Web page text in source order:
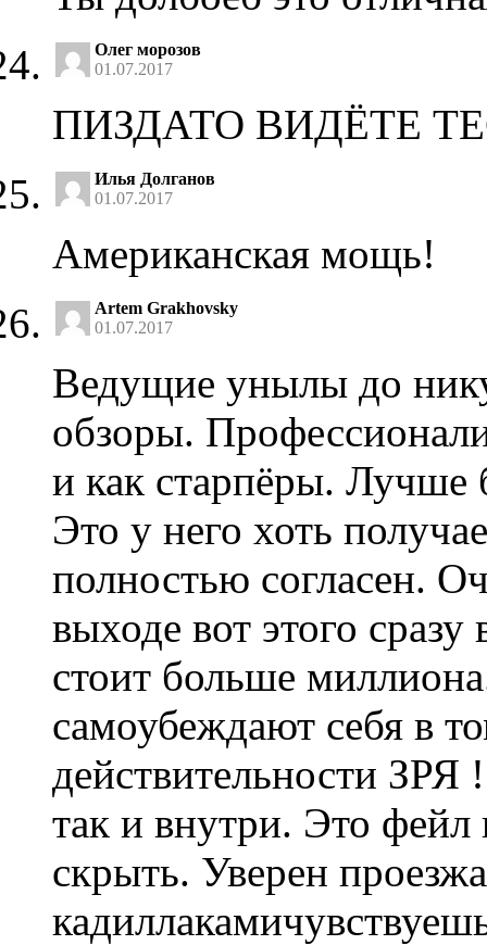
Олег морозов
01.07.2017
ПИЗДАТО ВИДЁТЕ
Илья Долганов
01.07.2017
Американская мощь!
Artem Grakhovsky
01.07.2017
Ведущие унылы до
обзоры.
и как старпёры. Лучше
Это у него хоть
полностью согласен.
выходе вот этого сразу
стоит больше
самоубеждают себя в
действительности
так и внутри. Это фейл
скрыть. Уверен